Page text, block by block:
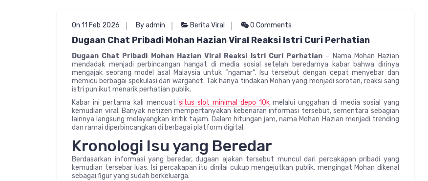
On 11 Feb 2026 By admin Berita Viral 0 Comments
Dugaan Chat Pribadi Mohan Hazian Viral Reaksi Istri Curi Perhatian
Dugaan Chat Pribadi Mohan Hazian Viral Reaksi Istri Curi Perhatian – Nama Mohan Hazian
mendadak menjadi perbincangan hangat di media sosial setelah beredarnya kabar bahwa dirinya
mengajak seorang model asal Malaysia untuk “ngamar”. Isu tersebut dengan cepat menyebar dan
memicu berbagai spekulasi dari warganet. Tak hanya tindakan Mohan yang menjadi sorotan, reaksi sang
istri pun ikut menarik perhatian publik.
Kabar ini pertama kali mencuat situs slot minimal depo 10k melalui unggahan di media sosial yang
kemudian viral. Banyak netizen mempertanyakan kebenaran informasi tersebut, sementara sebagian
lainnya langsung melayangkan kritik tajam. Dalam hitungan jam, nama Mohan Hazian menjadi trending
dan ramai diperbincangkan di berbagai platform digital.
Kronologi Isu yang Beredar
Berdasarkan informasi yang beredar, dugaan ajakan tersebut muncul dari percakapan pribadi yang
kemudian tersebar luas. Isi percakapan itu dinilai cukup mengejutkan publik, mengingat Mohan dikenal
sebagai figur yang sudah berkeluarga.